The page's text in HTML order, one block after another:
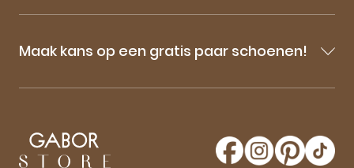
Maak kans op een gratis paar schoenen!
Blijf op de hoogte van onze sale-aankondigingen,
maak kans op een gratis paar Gabor schoenen!